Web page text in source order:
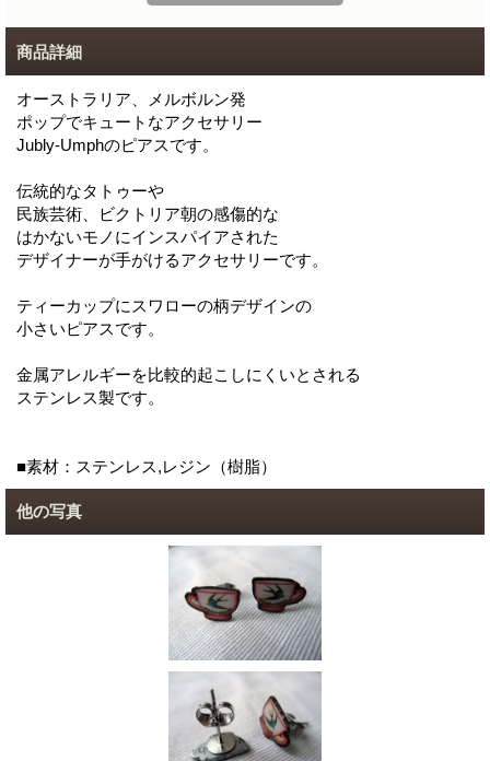
商品詳細
オーストラリア、メルボルン発
ポップでキュートなアクセサリー
Jubly-Umphのピアスです。
伝統的なタトゥーや
民族芸術、ビクトリア朝の感傷的な
はかないモノにインスパイアされた
デザイナーが手がけるアクセサリーです。
ティーカップにスワローの柄デザインの
小さいピアスです。
金属アレルギーを比較的起こしにくいとされる
ステンレス製です。
■素材：ステンレス,レジン（樹脂）
他の写真